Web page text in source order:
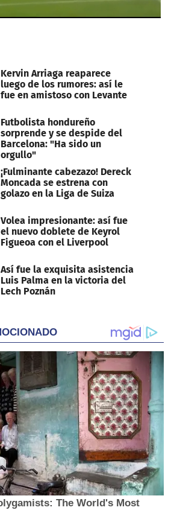
Kervin Arriaga reaparece
luego de los rumores: así le
fue en amistoso con Levante
Futbolista hondureño
sorprende y se despide del
Barcelona: "Ha sido un
orgullo"
¡Fulminante cabezazo! Dereck
Moncada se estrena con
golazo en la Liga de Suiza
Volea impresionante: así fue
el nuevo doblete de Keyrol
Figueoa con el Liverpool
Así fue la exquisita asistencia
Luis Palma en la victoria del
Lech Poznán